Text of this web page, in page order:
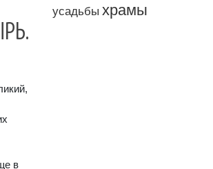
в
усадьбы храмы